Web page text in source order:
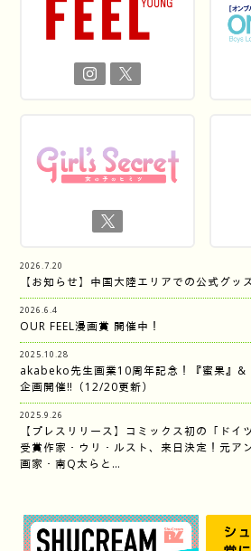
2026.7.20
【お知らせ】中国大陸エリアでの公式グッ
2026.6.4
OUR FEEL漫画賞 開催中！
2025.10.28
akabeko先生画業10周年記念！『蜜果』&
企画開催‼︎（12/20更新）
2025.9.26
【プレスリリース】コミックス初の「ドイ
受賞作家・ウリ・ルスト、来日決定！元ア
画家・南Q太らと…